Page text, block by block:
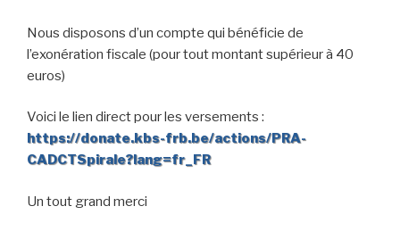
Nous disposons d’un compte qui bénéficie de
l’exonération fiscale (pour tout montant supérieur à 40
euros)
Voici le lien direct pour les versements :
https://donate.kbs-frb.be/actions/PRA-
CADCTSpirale?lang=fr_FR
Un tout grand merci